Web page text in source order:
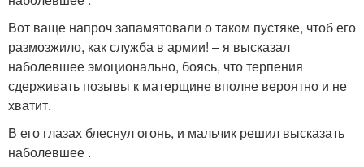
Вот ваще напроч запамятовали о таком пустяке, чтоб его
размозжило, как служба в армии! – я высказал
наболевшее эмоционально, боясь, что терпения
сдерживать позывы к матерщине вполне вероятно и не
хватит.
В его глазах блеснул огонь, и мальчик решил высказать
наболевшее .